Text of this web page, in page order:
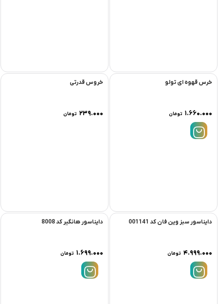
خرس قهوه ای تولو
۱.۶۶۰.۰۰۰ تومان
خروس قدرتی
۲۳۹.۰۰۰ تومان
دایناسور سبز وین فان کد 001141
۴.۹۹۹.۰۰۰ تومان
دایناسور هانگیر کد 8008
۱.۶۹۹.۰۰۰ تومان